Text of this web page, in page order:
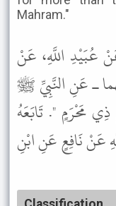
Mahram."
عُبَيْدِ اللَّهِ، عَنْ
ـ عَنِ النَّبِيِّ ﷺ
ذِي مَحْرَمٍ ". تَابَعَهُ
عَنْ نَافِعٍ عَنِ ابْنِ